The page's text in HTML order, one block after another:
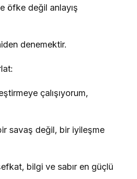
öfke değil anlayış
denemektir.
çalışıyorum,
savaş değil, bir iyileşme
bilgi ve sabır en güçlü